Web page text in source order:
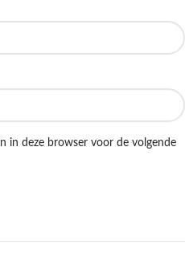
in deze browser voor de volgende